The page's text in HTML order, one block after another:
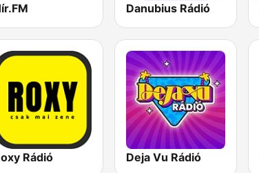
Danubius Rádió
Rádió Deja Vu Rádió